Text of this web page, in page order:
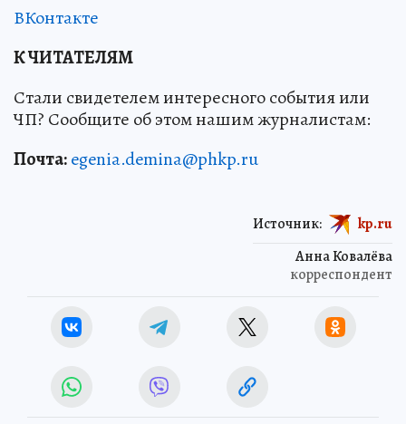
ВКонтакте
К ЧИТАТЕЛЯМ
Стали свидетелем интересного события или
ЧП? Сообщите об этом нашим журналистам:
Почта:egenia.demina@phkp.ru
Анна Ковалёва
корреспондент
Источник: kp.ru